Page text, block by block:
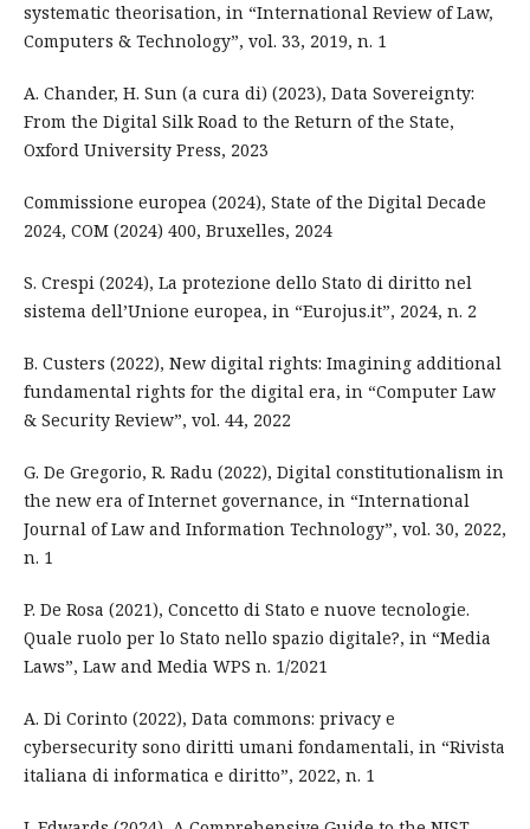
systematic theorisation, in “International Review of Law,
Computers & Technology”, vol. 33, 2019, n. 1
A. Chander, H. Sun (a cura di) (2023), Data Sovereignty:
From the Digital Silk Road to the Return of the State,
Oxford University Press, 2023
Commissione europea (2024), State of the Digital Decade
2024, COM (2024) 400, Bruxelles, 2024
S. Crespi (2024), La protezione dello Stato di diritto nel
sistema dell’Unione europea, in “Eurojus.it”, 2024, n. 2
B. Custers (2022), New digital rights: Imagining additional
fundamental rights for the digital era, in “Computer Law
& Security Review”, vol. 44, 2022
G. De Gregorio, R. Radu (2022), Digital constitutionalism in
the new era of Internet governance, in “International
Journal of Law and Information Technology”, vol. 30, 2022,
n. 1
P. De Rosa (2021), Concetto di Stato e nuove tecnologie.
Quale ruolo per lo Stato nello spazio digitale?, in “Media
Laws”, Law and Media WPS n. 1/2021
A. Di Corinto (2022), Data commons: privacy e
cybersecurity sono diritti umani fondamentali, in “Rivista
italiana di informatica e diritto”, 2022, n. 1